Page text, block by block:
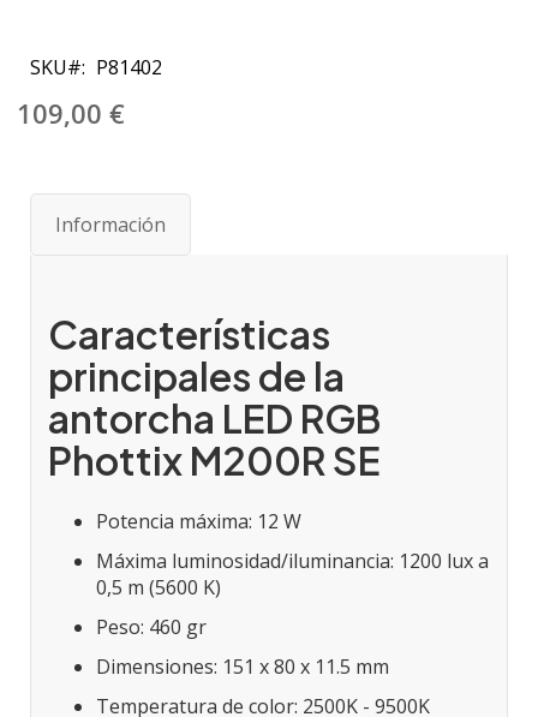
comienzo
de
la
SKU P81402
109,00 €
Información
Características
principales de la
antorcha LED RGB
Phottix M200R SE
Potencia máxima: 12 W
Máxima luminosidad/iluminancia: 1200 lux a
0,5 m (5600 K)
Peso: 460 gr
Dimensiones: 151 x 80 x 11.5 mm
Temperatura de color: 2500K - 9500K